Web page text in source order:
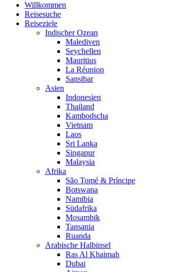
Willkommen
Reisesuche
Reiseziele
Indischer Ozean
Malediven
Seychellen
Mauritius
La Réunion
Sansibar
Asien
Indonesien
Thailand
Kambodscha
Vietnam
Laos
Sri Lanka
Singapur
Malaysia
Afrika
São Tomé & Príncipe
Botswana
Namibia
Südafrika
Mosambik
Tansania
Ruanda
Arabische Halbinsel
Ras Al Khaimah
Dubai